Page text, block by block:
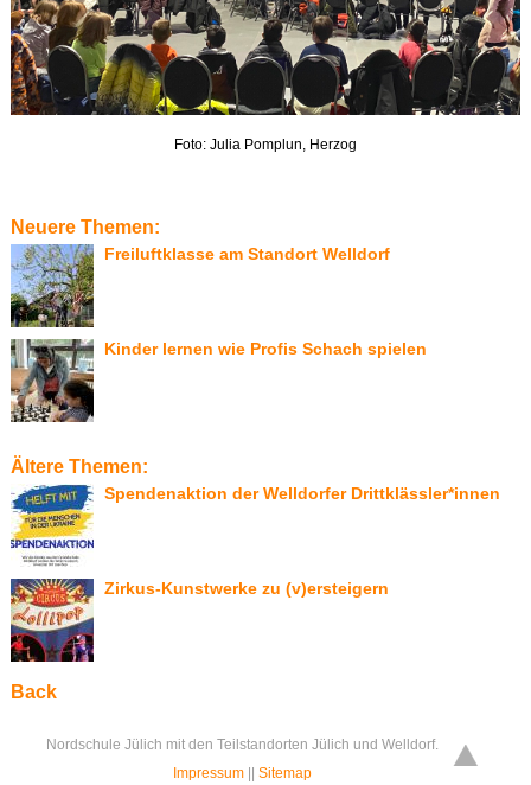
Foto: Julia Pomplun, Herzog
Neuere Themen:
Freiluftklasse am Standort Welldorf
Kinder lernen wie Profis Schach spielen
Ältere Themen:
Spendenaktion der Welldorfer Drittklässler*innen
Zirkus-Kunstwerke zu (v)ersteigern
Back
Nordschule Jülich mit den Teilstandorten Jülich und Welldorf.
Impressum ||Sitemap